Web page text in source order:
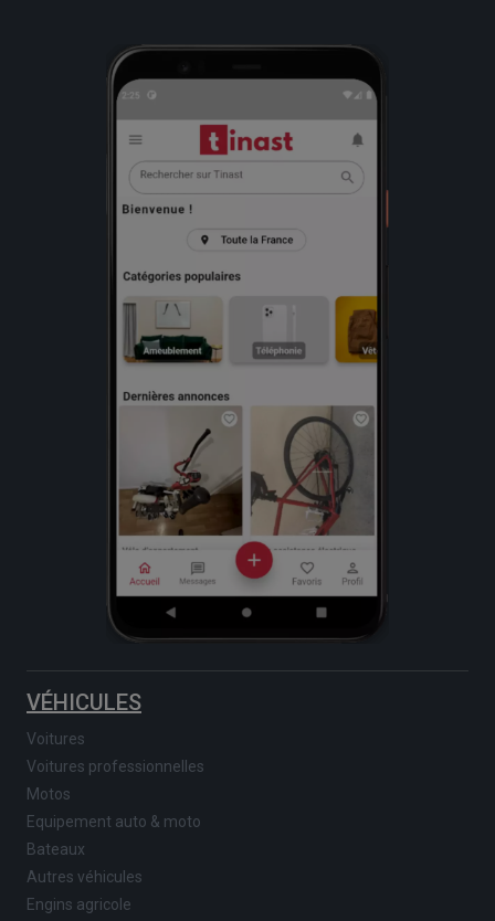
VÉHICULES
Voitures
Voitures professionnelles
Motos
Equipement auto & moto
Bateaux
Autres véhicules
Engins agricole